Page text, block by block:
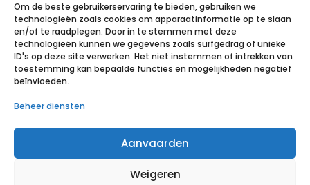
Om de beste gebruikerservaring te bieden, gebruiken we
technologieën zoals cookies om apparaatinformatie op te slaan
en/of te raadplegen. Door in te stemmen met deze
technologieën kunnen we gegevens zoals surfgedrag of unieke
ID's op deze site verwerken. Het niet instemmen of intrekken van
toestemming kan bepaalde functies en mogelijkheden negatief
beïnvloeden.
Beheer diensten
Aanvaarden
Weigeren
COSMOPOR E
latexfree
35x10cm 25 p/s
Voeg toe aan verlanglijst
COSMOPOR E
latexfree
Voeg toe aan verlanglijst